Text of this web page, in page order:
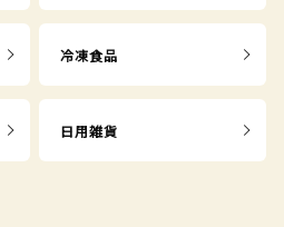
冷凍食品
日用雑貨